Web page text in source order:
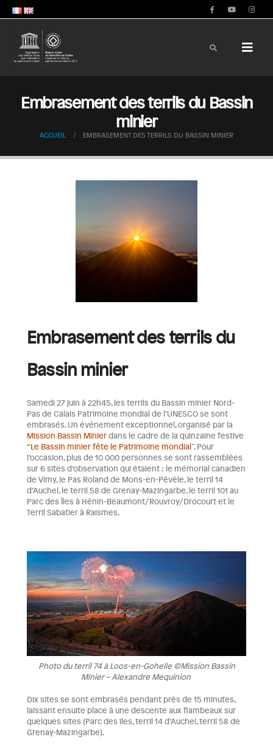
Embrasement des terrils du Bassin
minier
ACCUEIL EMBRASEMENT DES TERRILS DU BASSIN MINIER
Embrasement des terrils du
Bassin minier
Samedi 27 juin à 22h45, les terrils du Bassin minier Nord-
Pas de Calais Patrimoine mondial de l’UNESCO se sont
embrasés. Un événement exceptionnel, organisé par la
Mission Bassin Minierdans le cadre de la quinzaine festive
“Le Bassin minier fête le Patrimoine mondial”. Pour
l’occasion, plus de 10 000 personnes se sont rassemblées
sur 6 sites d’observation qui étaient : le mémorial canadien
de Vimy, le Pas Roland de Mons-en-Pévèle, le terril 14
d’Auchel, le terril 58 de Grenay-Mazingarbe, le terril 101 au
Parc des Îles à Hénin-Beaumont/Rouvroy/Drocourt et le
Terril Sabatier à Raismes.
Photo du terril 74 à Loos-en-Gohelle ©Mission Bassin
Minier – Alexandre Mequinion
Dix sites se sont embrasés pendant près de 15 minutes,
laissant ensuite place à une descente aux flambeaux sur
quelques sites (Parc des ïles, terril 14 d’Auchel, terril 58 de
Grenay-Mazingarbe).